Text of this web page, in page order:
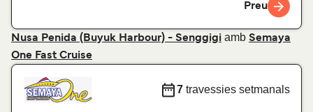
Preu
Nusa Penida (Buyuk Harbour) - Senggigi amb Semaya
One Fast Cruise
7 travessies setmanals